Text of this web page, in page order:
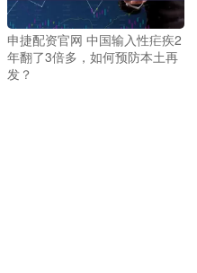
申捷配资官网 中国输入性疟疾2
年翻了3倍多，如何预防本土再
发？